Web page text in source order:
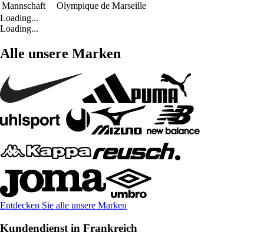
Mannschaft
Olympique de Marseille
Loading...
Loading...
Alle unsere Marken
Entdecken Sie alle unsere Marken
Kundendienst in Frankreich